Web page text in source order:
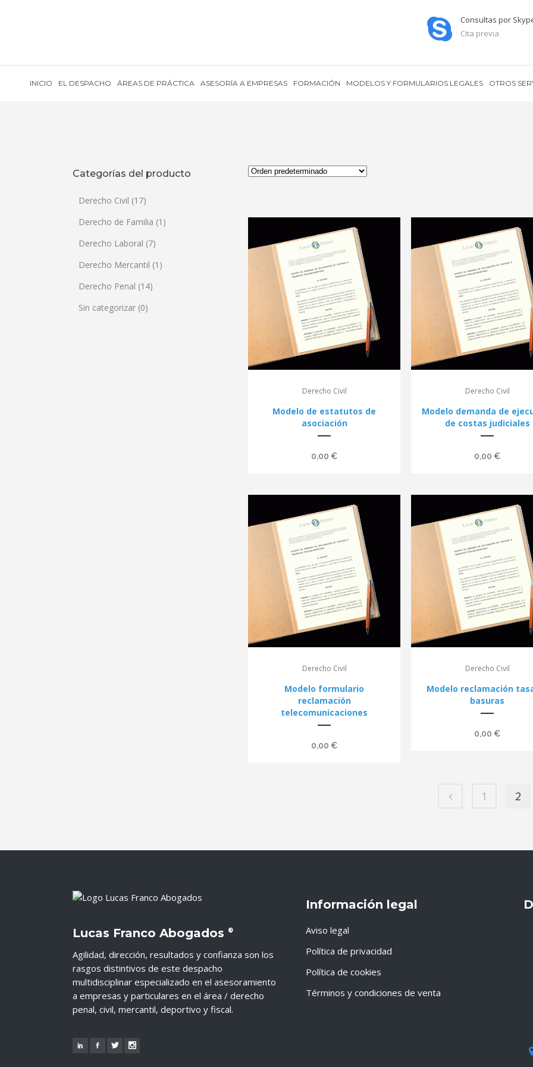
Consultas por
Cita previa
INICIO EL DESPACHO ÁREAS DE PRÁCTICA ASESORÍA A EMPRESAS FORMACIÓN MODELOS Y FORMULARIOS LEGALES OTROS
Categorías del producto
Derecho Civil (17)
Derecho de Familia (1)
Derecho Laboral (7)
Derecho Mercantil (1)
Derecho Penal (14)
Sin categorizar (0)
Derecho Civil
Modelo de estatutos de
asociación
0,00 €
Derecho Civil
Modelo demanda de
de costas judiciales
0,00 €
Derecho Civil
Modelo formulario
reclamación
telecomunicaciones
0,00 €
Derecho Civil
Modelo reclamación
basuras
0,00 €
1 2
Lucas Franco Abogados ®
Agilidad, dirección, resultados y confianza son los
rasgos distintivos de este despacho
multidisciplinar especializado en el asesoramiento
a empresas y particulares en el área / derecho
penal, civil, mercantil, deportivo y fiscal.
Información legal
Aviso legal
Política de privacidad
Política de cookies
Términos y condiciones de venta